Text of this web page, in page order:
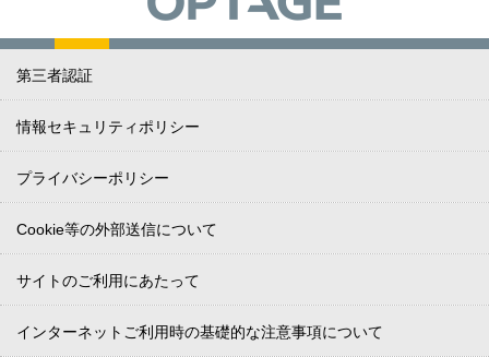
第三者認証
情報セキュリティポリシー
プライバシーポリシー
Cookie等の外部送信について
サイトのご利用にあたって
インターネットご利用時の基礎的な注意事項について